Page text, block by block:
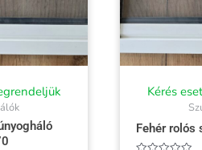
Kérés
Fehér rolós